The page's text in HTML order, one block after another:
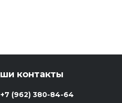
контакты
+7 (962) 380-84-64